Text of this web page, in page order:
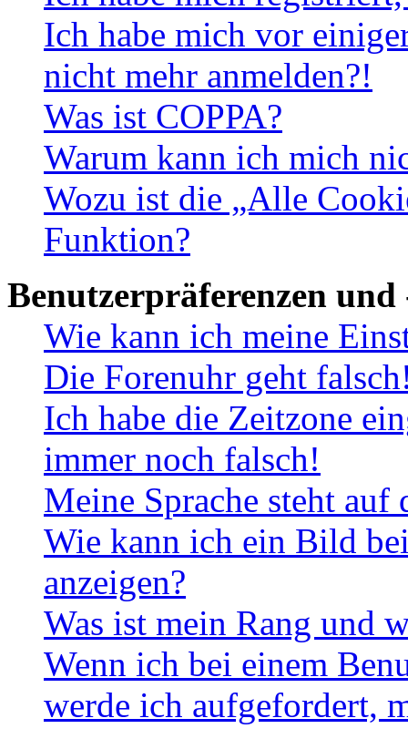
Ich habe mich vor
nicht mehr anmelden?!
Was ist COPPA?
Warum kann ich mich
Wozu ist die „Alle
Funktion?
Benutzerpräferenzen und
Wie kann ich meine
Die Forenuhr geht
Ich habe die Zeitzone
immer noch falsch!
Meine Sprache steht
Wie kann ich ein Bild
anzeigen?
Was ist mein Rang und
Wenn ich bei einem
werde ich aufgefordert,